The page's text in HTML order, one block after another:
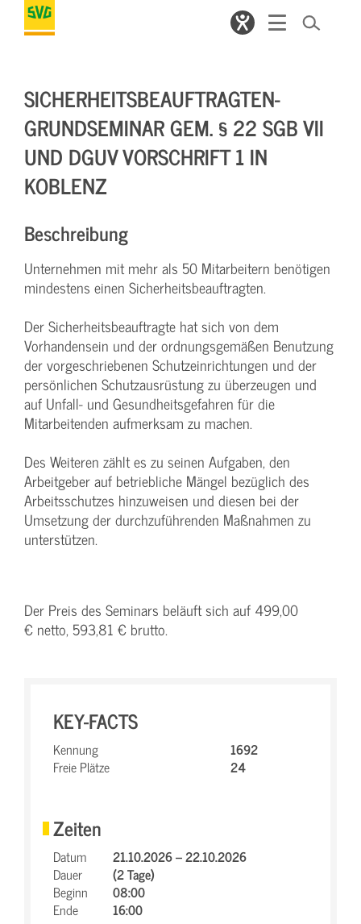
SICHERHEITSBEAUFTRAGTEN-
GRUNDSEMINAR GEM. § 22 SGB VII
UND DGUV VORSCHRIFT 1 IN
KOBLENZ
Beschreibung
Unternehmen mit mehr als 50 Mitarbeitern benötigen
mindestens einen Sicherheitsbeauftragten.
Der Sicherheitsbeauftragte hat sich von dem
Vorhandensein und der ordnungsgemäßen Benutzung
der vorgeschriebenen Schutzeinrichtungen und der
persönlichen Schutzausrüstung zu überzeugen und
auf Unfall- und Gesundheitsgefahren für die
Mitarbeitenden aufmerksam zu machen.
Des Weiteren zählt es zu seinen Aufgaben, den
Arbeitgeber auf betriebliche Mängel bezüglich des
Arbeitsschutzes hinzuweisen und diesen bei der
Umsetzung der durchzuführenden Maßnahmen zu
unterstützen.
Der Preis des Seminars beläuft sich auf 499,00
€ netto, 593,81 € brutto.
KEY-FACTS
Kennung
1692
Freie Plätze
24
Zeiten
Datum
21.10.2026 – 22.10.2026
Dauer
(2 Tage)
Beginn
08:00
Ende
16:00